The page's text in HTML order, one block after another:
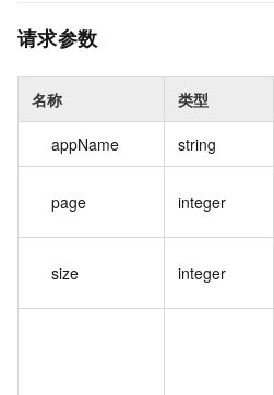
请求参数
名称 类型
appName string
page integer
size integer